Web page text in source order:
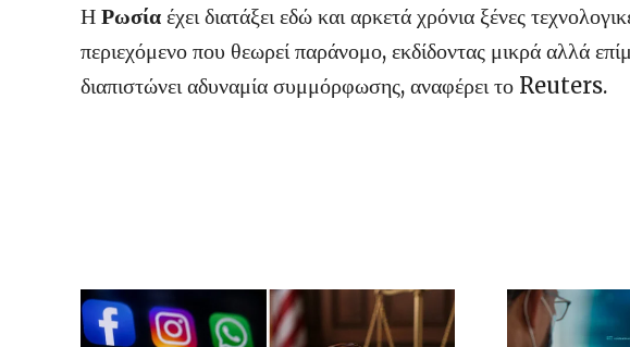
Η Ρωσία έχει διατάξει εδώ και αρκετά χρόνια ξένες
περιεχόμενο που θεωρεί παράνομο, εκδίδοντας μικρά αλλά
διαπιστώνει αδυναμία συμμόρφωσης, αναφέρει το Reuters.